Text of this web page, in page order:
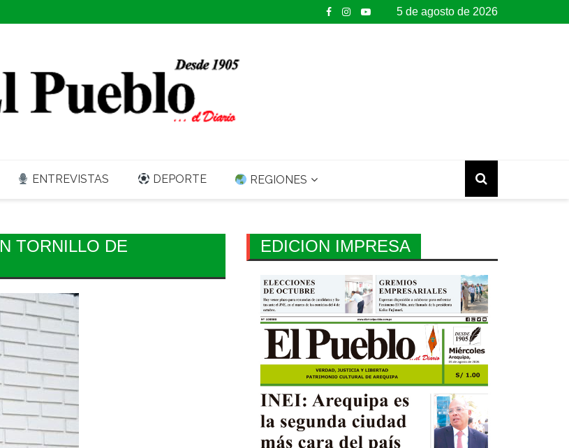
5 de agosto de 2026
ENTREVISTAS DEPORTE REGIONES
TORNILLO DE
EDICION IMPRESA